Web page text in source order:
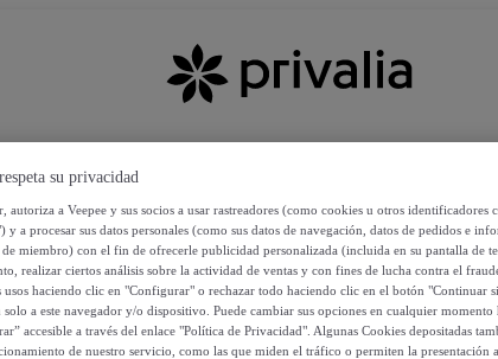
su privacidad
autoriza a Veepee y sus socios a usar rastreadores (como cookies u otros identificadores
y a procesar sus datos personales (como sus datos de navegación, datos de pedidos e
de miembro) con el fin de ofrecerle publicidad personalizada (incluida en su pantalla de
realizar ciertos análisis sobre la actividad de ventas y con fines de lucha contra el
usos haciendo clic en "Configurar" o rechazar todo haciendo clic en el botón "Continuar
solo a este navegador y/o dispositivo. Puede cambiar sus opciones en cualquier
accesible a través del enlace "Política de Privacidad". Algunas Cookies depositadas
de nuestro servicio, como las que miden el tráfico o permiten la presentación